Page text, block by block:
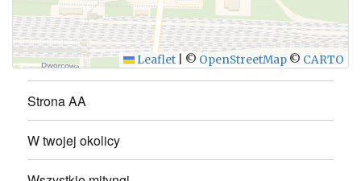
Leaflet © OpenStreetMap © CARTO
Strona AA
W twojej okolicy